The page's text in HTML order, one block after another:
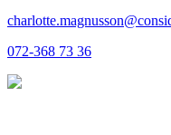
072-368 73 36